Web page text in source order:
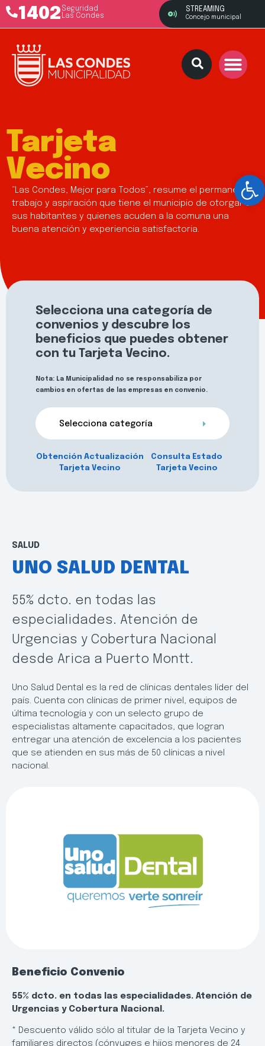
1402 Seguridad
Las Condes
STREAMING
Concejo municipal
Tarjeta
Vecino
“Las Condes, Mejor para Todos”, resume el permanente
trabajo y aspiración que tiene el municipio de otorgar a
sus habitantes y quienes acuden a la comuna una
buena atención y experiencia satisfactoria.
Selecciona una categoría de
convenios y descubre los
beneficios que puedes obtener
con tu Tarjeta Vecino.
Nota: La Municipalidad no se responsabiliza por
cambios en ofertas de las empresas en convenio.
Selecciona categoría
Obtención Actualización
Tarjeta Vecino
Consulta Estado
Tarjeta Vecino
SALUD
UNO SALUD DENTAL
55% dcto. en todas las
especialidades. Atención de
Urgencias y Cobertura Nacional
desde Arica a Puerto Montt.
Uno Salud Dental es la red de clínicas dentales líder del
país. Cuenta con clínicas de primer nivel, equipos de
última tecnología y con un selecto grupo de
especialistas altamente capacitados, que logran
entregar una atención de excelencia a los pacientes
que se atienden en sus más de 50 clínicas a nivel
nacional.
Beneficio Convenio
55% dcto. en todas las especialidades. Atención de
Urgencias y Cobertura Nacional.
* Descuento válido sólo al titular de la Tarjeta Vecino y
familiares directos (cónyuges e hijos menores de 24